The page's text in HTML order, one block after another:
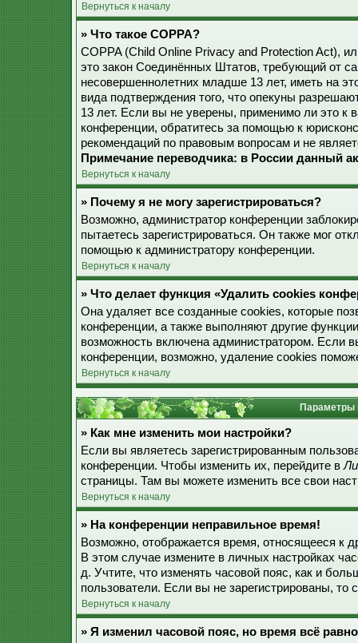
Вернуться к началу
» Что такое COPPA?
COPPA (Child Online Privacy and Protection Act),
это закон Соединённых Штатов, требующий от
несовершеннолетних младше 13 лет, иметь на
вида подтверждения того, что опекуны
13 лет. Если вы не уверены, применимо ли это к
конференции, обратитесь за помощью к
рекомендаций по правовым вопросам и не
Примечание переводчика: в России данный
Вернуться к началу
» Почему я не могу зарегистрироваться?
Возможно, администратор конференции
пытаетесь зарегистрироваться. Он также мог
помощью к администратору конференции.
Вернуться к началу
» Что делает функция «Удалить cookies
Она удаляет все созданные cookies, которые
конференции, а также выполняют другие
возможность включена администратором. Если
конференции, возможно, удаление cookies
Вернуться к началу
Параметры
» Как мне изменить мои настройки?
Если вы являетесь зарегистрированным
конференции. Чтобы изменить их, перейдите в
страницы. Там вы можете изменить все свои
Вернуться к началу
» На конференции неправильное время!
Возможно, отображается время, относящееся к
В этом случае измените в личных настройках
д. Учтите, что изменять часовой пояс, как и
пользователи. Если вы не зарегистрированы, то
Вернуться к началу
» Я изменил часовой пояс, но время всё